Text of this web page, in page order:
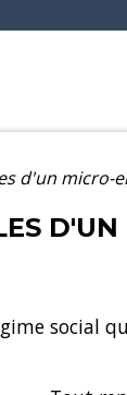
d'un micro-
D'UN
social